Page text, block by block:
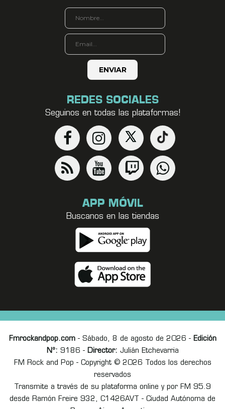
REDES SOCIALES
Seguinos en todas las plataformas!
APP MÓVIL
Buscanos en las tiendas
Fmrockandpop.com- Sábado, 8 de agosto de 2026 - Edición
Nº: 9186 - Director: Julián Etchevarria
FM Rock and Pop - Copyright © 2026 Todos los derechos
reservados
Transmite a través de su plataforma online y por FM 95.9
desde Ramón Freire 932, C1426AVT - Ciudad Autónoma de